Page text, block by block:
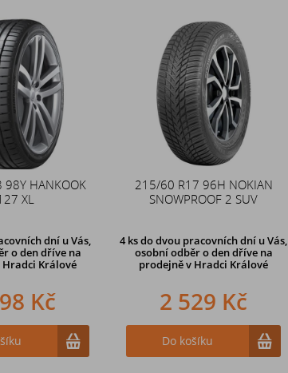
HANKOOK
XL
dní u Vás,
o den dříve na
Hradci Králové
Kč
215/60 R17 96H NOKIAN
SNOWPROOF 2 SUV
4 ksdo dvou pracovních dní u Vás,
osobní odběr o den dřívena
prodejně v Hradci Králové
2 529 Kč
Do košíku